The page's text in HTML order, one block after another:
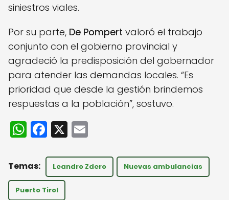
siniestros viales.
Por su parte, De Pompert valoró el trabajo
conjunto con el gobierno provincial y
agradeció la predisposición del gobernador
para atender las demandas locales. “Es
prioridad que desde la gestión brindemos
respuestas a la población”, sostuvo.
W
h
a
ts
A
F
a
c
e
b
X
ai
l
Leandro Zdero Nuevas ambulancias
Puerto Tirol